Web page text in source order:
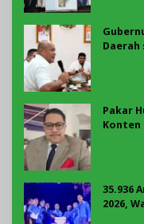
Daerah
Pakar
Konten
35.936
2026,